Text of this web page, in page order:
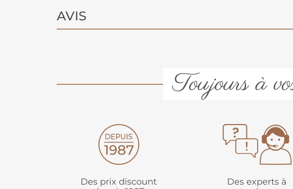
AVIS
Toujours à
Des prix discount
Des experts à